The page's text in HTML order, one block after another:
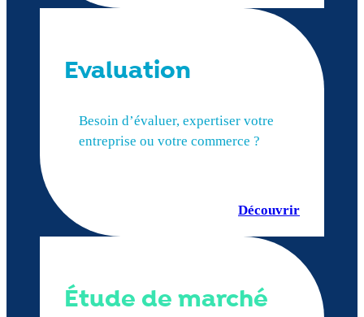
Evaluation
Besoin d’évaluer, expertiser votre
entreprise ou votre commerce ?
Découvrir
Étude de marché